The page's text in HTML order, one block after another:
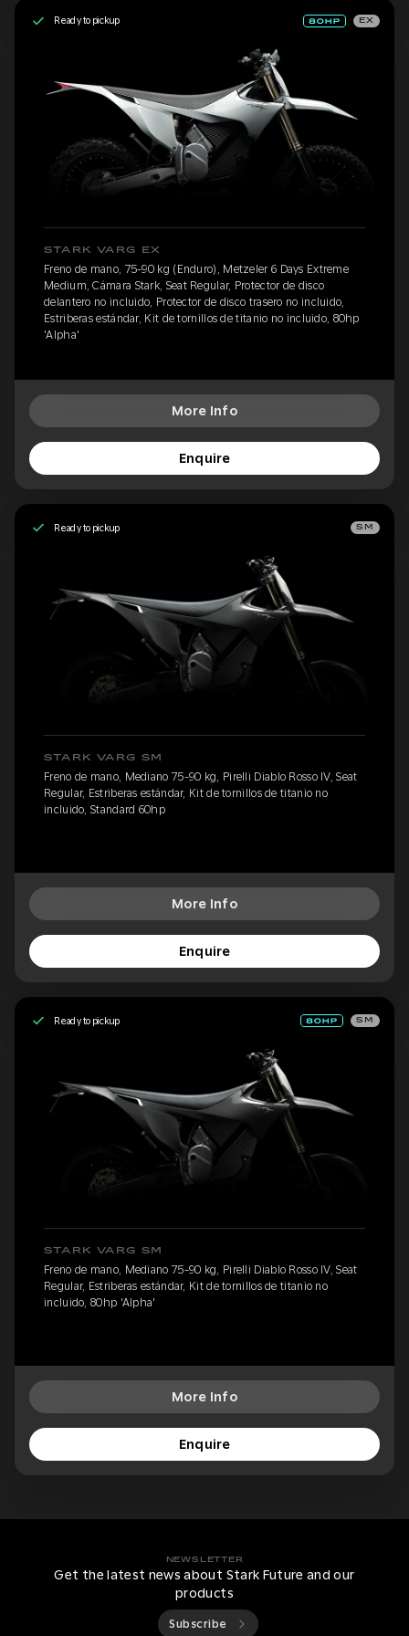
Ready to pickup EX
STARK VARG EX
Freno de mano, 75-90 kg (Enduro), Metzeler 6 Days Extreme
Medium, Cámara Stark, Seat Regular, Protector de disco
delantero no incluido, Protector de disco trasero no incluido,
Estriberas estándar, Kit de tornillos de titanio no incluido, 80hp
'Alpha'
More Info
Enquire
Ready to pickup SM
STARK VARG SM
Freno de mano, Mediano 75-90 kg, Pirelli Diablo Rosso IV, Seat
Regular, Estriberas estándar, Kit de tornillos de titanio no
incluido, Standard 60hp
More Info
Enquire
Ready to pickup SM
STARK VARG SM
Freno de mano, Mediano 75-90 kg, Pirelli Diablo Rosso IV, Seat
Regular, Estriberas estándar, Kit de tornillos de titanio no
incluido, 80hp 'Alpha'
More Info
Enquire
NEWSLETTER
Get the latest news about Stark Future and our
products
Subscribe